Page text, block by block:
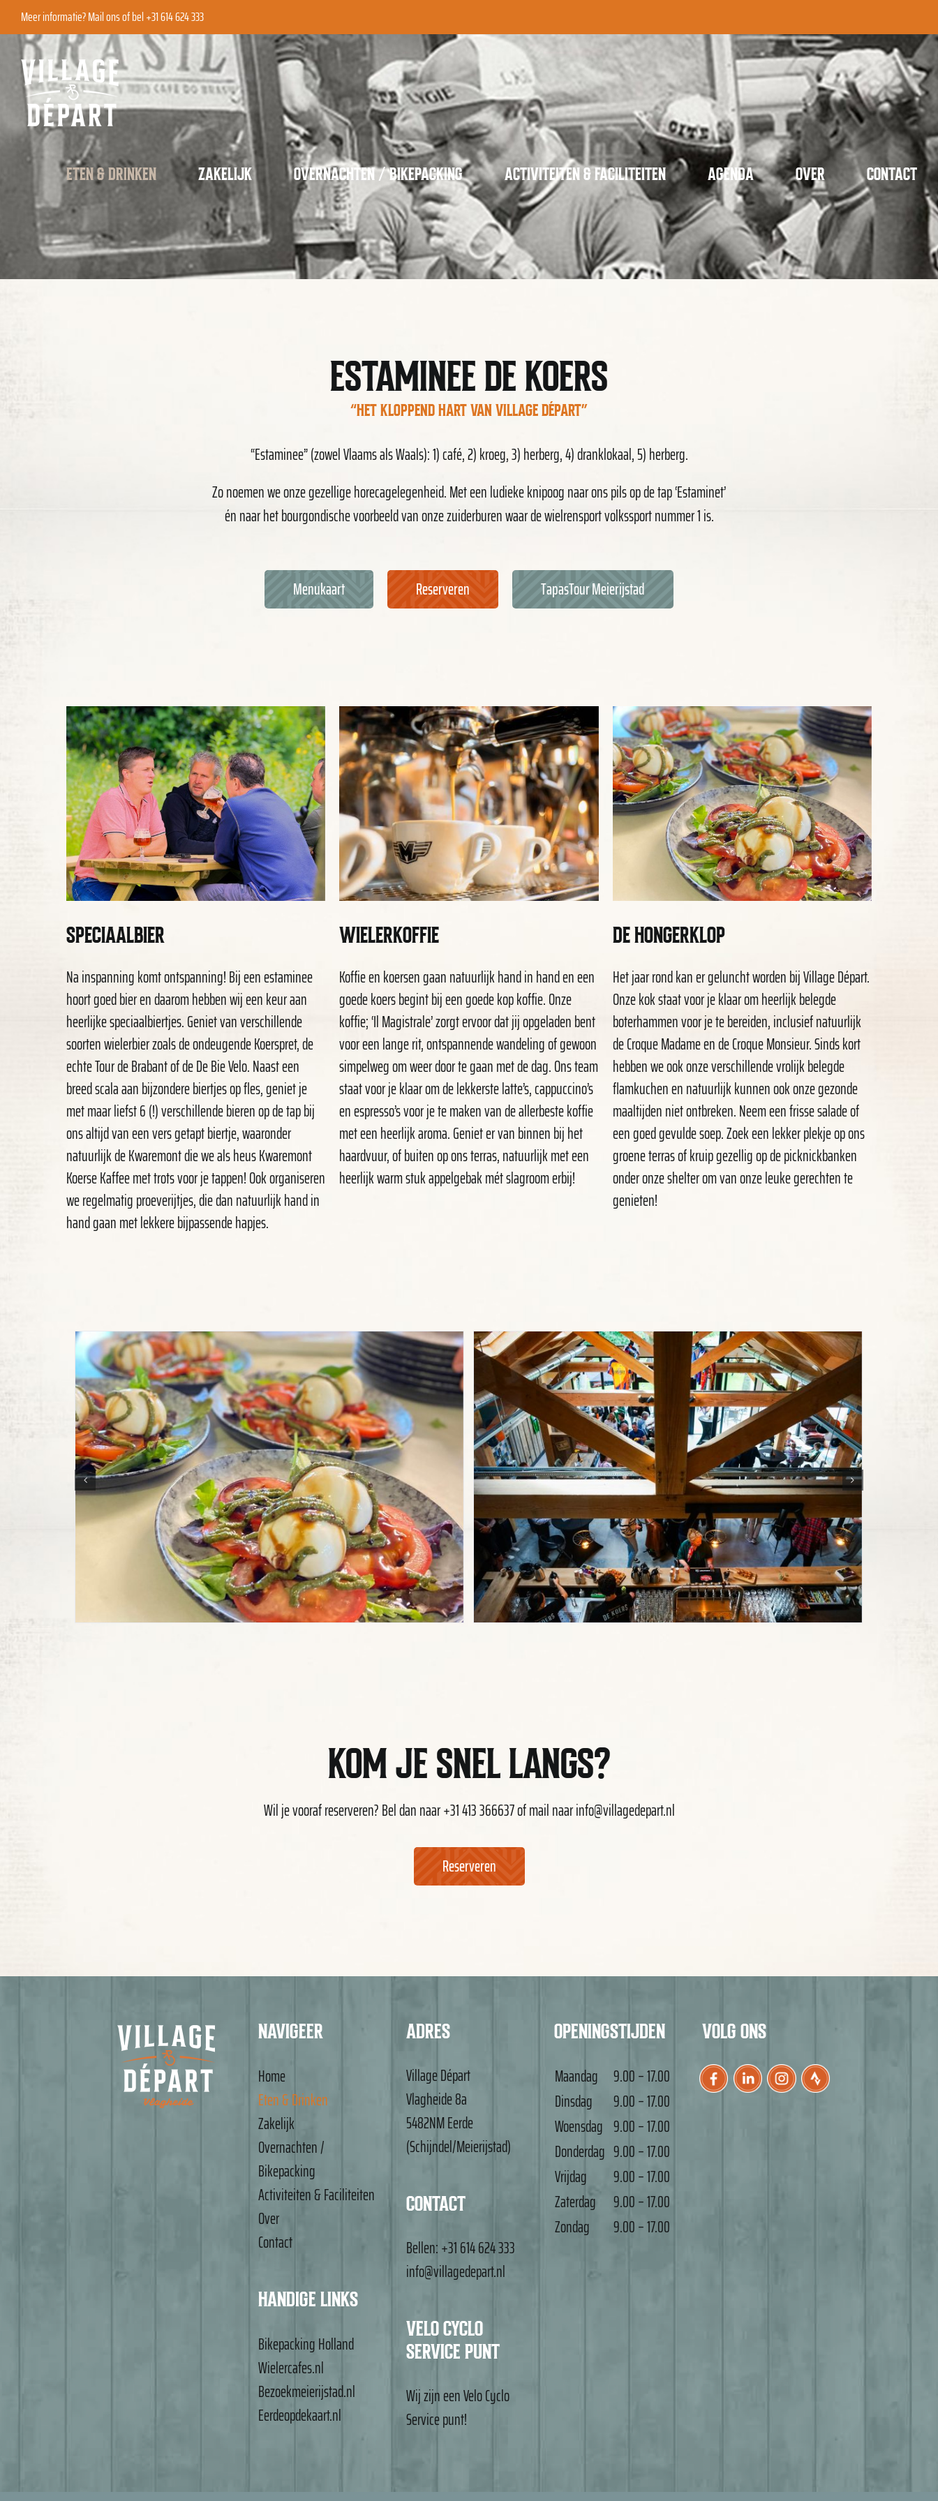
naar
inhoud
Meer informatie?Mail onsof bel +31 614 624 333
ETEN & DRINKEN ZAKELIJK OVERNACHTEN / BIKEPACKING ACTIVITEITEN & FACILITEITEN AGENDA OVER CONTACT
ESTAMINEE DE KOERS
“HET KLOPPEND HART VAN VILLAGE DÉPART”
“Estaminee” (zowel Vlaams als Waals): 1) café, 2) kroeg, 3) herberg, 4) dranklokaal, 5) herberg.
Zo noemen we onze gezellige horecagelegenheid. Met een ludieke knipoog naar ons pils op de tap ‘Estaminet’
én naar het bourgondische voorbeeld van onze zuiderburen waar de wielrensport volkssport nummer 1 is.
Menukaart Reserveren TapasTour Meierijstad
SPECIAALBIER
Na inspanning komt ontspanning! Bij een estaminee
hoort goed bier en daarom hebben wij een keur aan
heerlijke speciaalbiertjes. Geniet van verschillende
soorten wielerbier zoals de ondeugende Koerspret, de
echte Tour de Brabant of de De Bie Velo. Naast een
breed scala aan bijzondere biertjes op fles, geniet je
met maar liefst 6 (!) verschillende bieren op de tap bij
ons altijd van een vers getapt biertje, waaronder
natuurlijk de Kwaremont die we als heus Kwaremont
Koerse Kaffee met trots voor je tappen! Ook organiseren
we regelmatig proeverijtjes, die dan natuurlijk hand in
hand gaan met lekkere bijpassende hapjes.
WIELERKOFFIE
Koffie en koersen gaan natuurlijk hand in hand en een
goede koers begint bij een goede kop koffie. Onze
koffie; ‘Il Magistrale’ zorgt ervoor dat jij opgeladen bent
voor een lange rit, ontspannende wandeling of gewoon
simpelweg om weer door te gaan met de dag. Ons team
staat voor je klaar om de lekkerste latte’s, cappuccino’s
en espresso’s voor je te maken van de allerbeste koffie
met een heerlijk aroma. Geniet er van binnen bij het
haardvuur, of buiten op ons terras, natuurlijk met een
heerlijk warm stuk appelgebak mét slagroom erbij!
DE HONGERKLOP
Het jaar rond kan er geluncht worden bij Village Départ.
Onze kok staat voor je klaar om heerlijk belegde
boterhammen voor je te bereiden, inclusief natuurlijk
de Croque Madame en de Croque Monsieur. Sinds kort
hebben we ook onze verschillende vrolijk belegde
flamkuchen en natuurlijk kunnen ook onze gezonde
maaltijden niet ontbreken. Neem een frisse salade of
een goed gevulde soep. Zoek een lekker plekje op ons
groene terras of kruip gezellig op de picknickbanken
onder onze shelter om van onze leuke gerechten te
genieten!
KOM JE SNEL LANGS?
Wil je vooraf reserveren? Bel dan naar+31 413 366637of mail naarinfo@villagedepart.nl
Reserveren
NAVIGEER
Home
Eten & Drinken
Zakelijk
Overnachten /
Bikepacking
Activiteiten & Faciliteiten
Over
Contact
HANDIGE LINKS
Bikepacking Holland
Wielercafes.nl
Bezoekmeierijstad.nl
Eerdeopdekaart.nl
ADRES
Village Départ
Vlagheide 8a
5482NM Eerde
(Schijndel/Meierijstad)
CONTACT
Bellen:+31 614 624 333
info@villagedepart.nl
VELO CYCLO
SERVICE PUNT
Wij zijn eenVelo Cyclo
Service punt!
OPENINGSTIJDEN
Maandag
9.00 – 17.00
Dinsdag
9.00 – 17.00
Woensdag 9.00 – 17.00
Donderdag 9.00 – 17.00
Vrijdag
9.00 – 17.00
Zaterdag
9.00 – 17.00
Zondag
9.00 – 17.00
VOLG ONS